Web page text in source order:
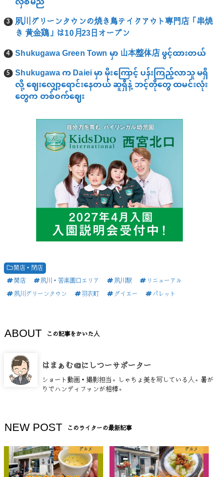
夙川グリーンタウンの焼き鳥テイクアウト専門店「串焼
き 黄金鶏」は10月23日オープン
Shukugawa Green Town မှာ 山本整体店 ဖွင့်ထားတယ်
Shukugawa က Daiei မှာ မိုးကြောင့် ပန်းကြည့်လာသူ မရှိ
လို့ ဈေးလျှော့ရောင်းနေတယ် ဆူရှီနဲ့ ဘင့်တိုတွေ ထမင်းလုံး
တွေက တစ်ဝက်ဈေး
開店・閉店
開店
夙川・苦楽園口エリア 夙川駅
リニューアル
夙川グリーンタウン
羽衣町 ダイエー パレット
ABOUT この記事をかいた人
はまぁむ＠にしつーサポーター
ショート動画・撮影担当。しゃちょ美を写している人。暑が
りでハンディファンが相棒。
NEW POST このライターの最新記事
グルメ グルメ